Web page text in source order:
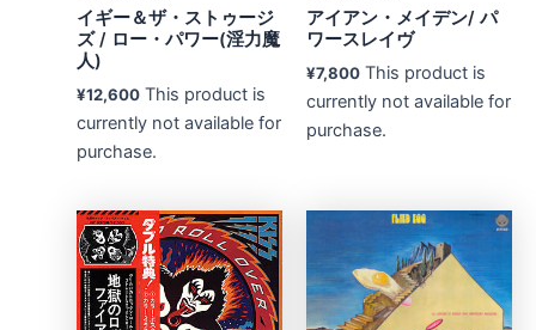
イギー＆ザ・ストゥージ
ズ / ロー・パワー(淫力魔
人)
¥12,600 This product is
currently not available for
purchase.
アイアン・メイデン/ パ
ワースレイヴ
¥7,800 This product is
currently not available for
purchase.